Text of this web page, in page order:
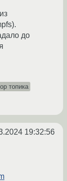
до
топика
19:32:56